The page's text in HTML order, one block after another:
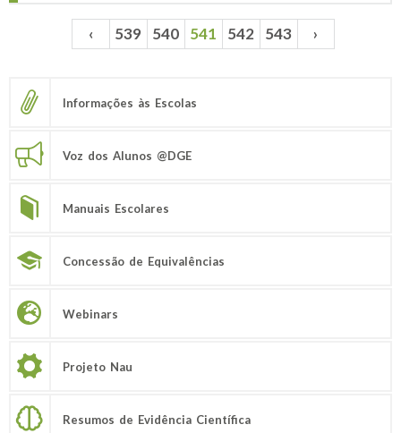
Páginas ‹ 539 540 541 542 543 ›
Informações às Escolas
Voz dos Alunos @DGE
Manuais Escolares
Concessão de Equivalências
Webinars
Projeto Nau
Resumos de Evidência Científica